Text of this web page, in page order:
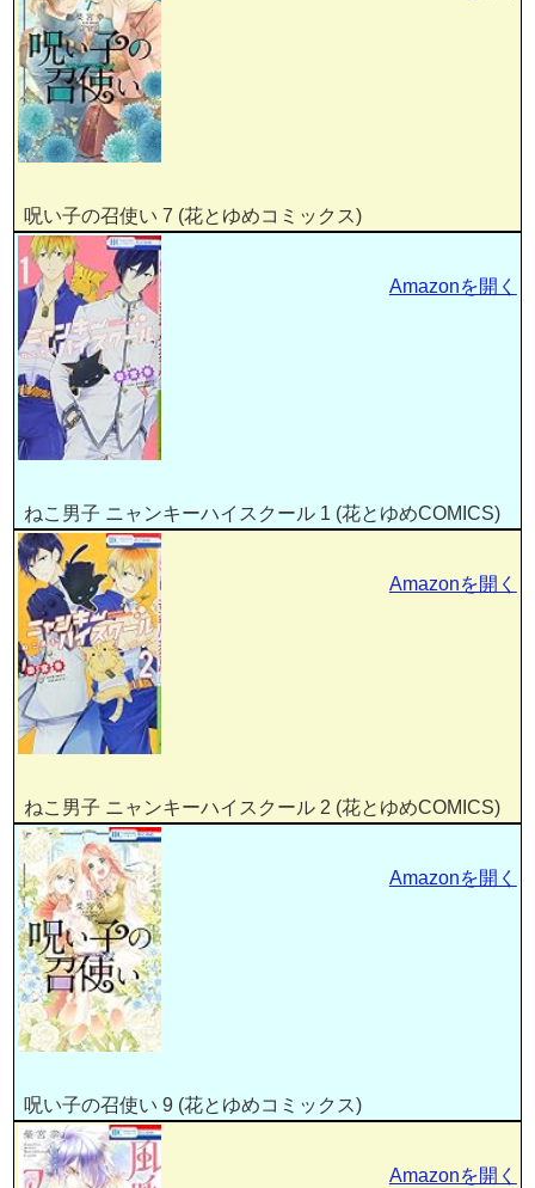
呪い子の召使い 7 (花とゆめコミックス)
ねこ男子 ニャンキーハイスクール 1 (花とゆめCOMICS)
Amazonを開く
ねこ男子 ニャンキーハイスクール 2 (花とゆめCOMICS)
Amazonを開く
呪い子の召使い 9 (花とゆめコミックス)
Amazonを開く
Amazonを開く